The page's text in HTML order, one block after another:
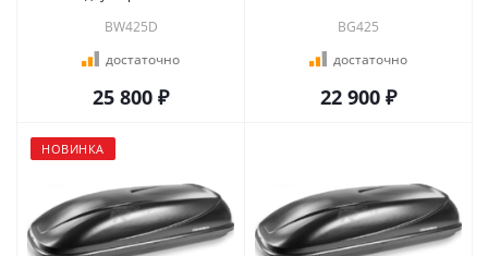
BW425D
достаточно
25 800 ₽
BG425
достаточно
22 900 ₽
НОВИНКА